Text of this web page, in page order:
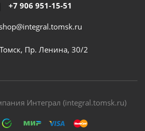
+7 906 951-15-51
shop@integral.tomsk.ru
Томск, Пр. Ленина, 30/2
Интеграл (integral.tomsk.ru)